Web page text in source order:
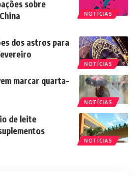
NOTÍCIAS
sobre
NOTÍCIAS
dos astros para
NOTÍCIAS
marcar quarta-
NOTÍCIAS
de leite